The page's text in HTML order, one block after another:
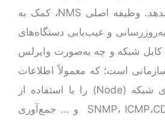
دستگاه‌ها با یکدیگر بدهد. وظیفه اصلی NMS، کمک به
و عیب‌یابی دستگاه‌های
شبکه و چه به‌صورت وایرلس
است؛ که معمولاً اطلاعات
مربوط به دستگاه‌های شبکه (Node) را با استفاده از
پروتکل‌هایی مانند SNMP، ICMP،CDP و … جمع‌آوری